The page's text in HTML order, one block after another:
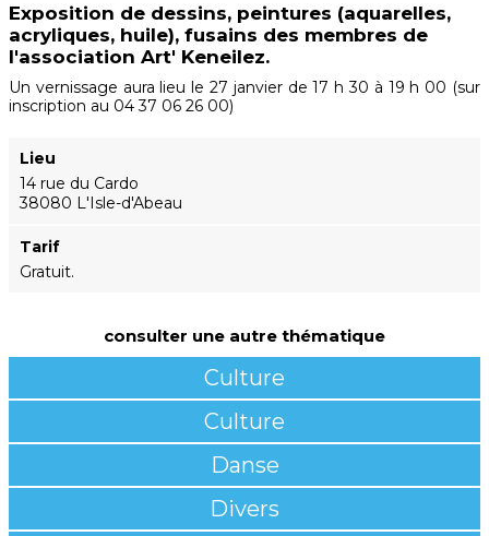
Exposition de dessins, peintures (aquarelles,
acryliques, huile), fusains des membres de
l'association Art' Keneilez.
Un vernissage aura lieu le 27 janvier de 17 h 30 à 19 h 00 (sur
inscription au 04 37 06 26 00)
Lieu
14 rue du Cardo
38080 L'Isle-d'Abeau
Tarif
Gratuit.
consulter une autre thématique
Culture
Culture
Danse
Divers